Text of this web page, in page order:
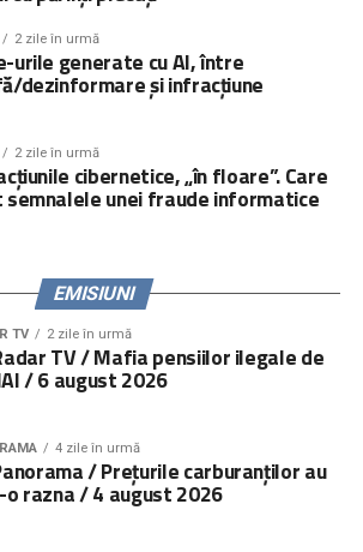
părinților la părăsirea țării prin
peste5.000.000 de persoane
psihologică și juridică pot fi
telefonică021.224.24.52
.
Copiii” România
2 zile în urmă
urile generate cu AI, între
dezinformare și infracțiune
2 zile în urmă
cibernetice, „în floare”. Care
semnalele unei fraude informatice
EMISIUNI
TV 2 zile în urmă
TV / Mafia pensiilor ilegale de
/ 6 august 2026
4 zile în urmă
/ Prețurile carburanților au
razna / 4 august 2026